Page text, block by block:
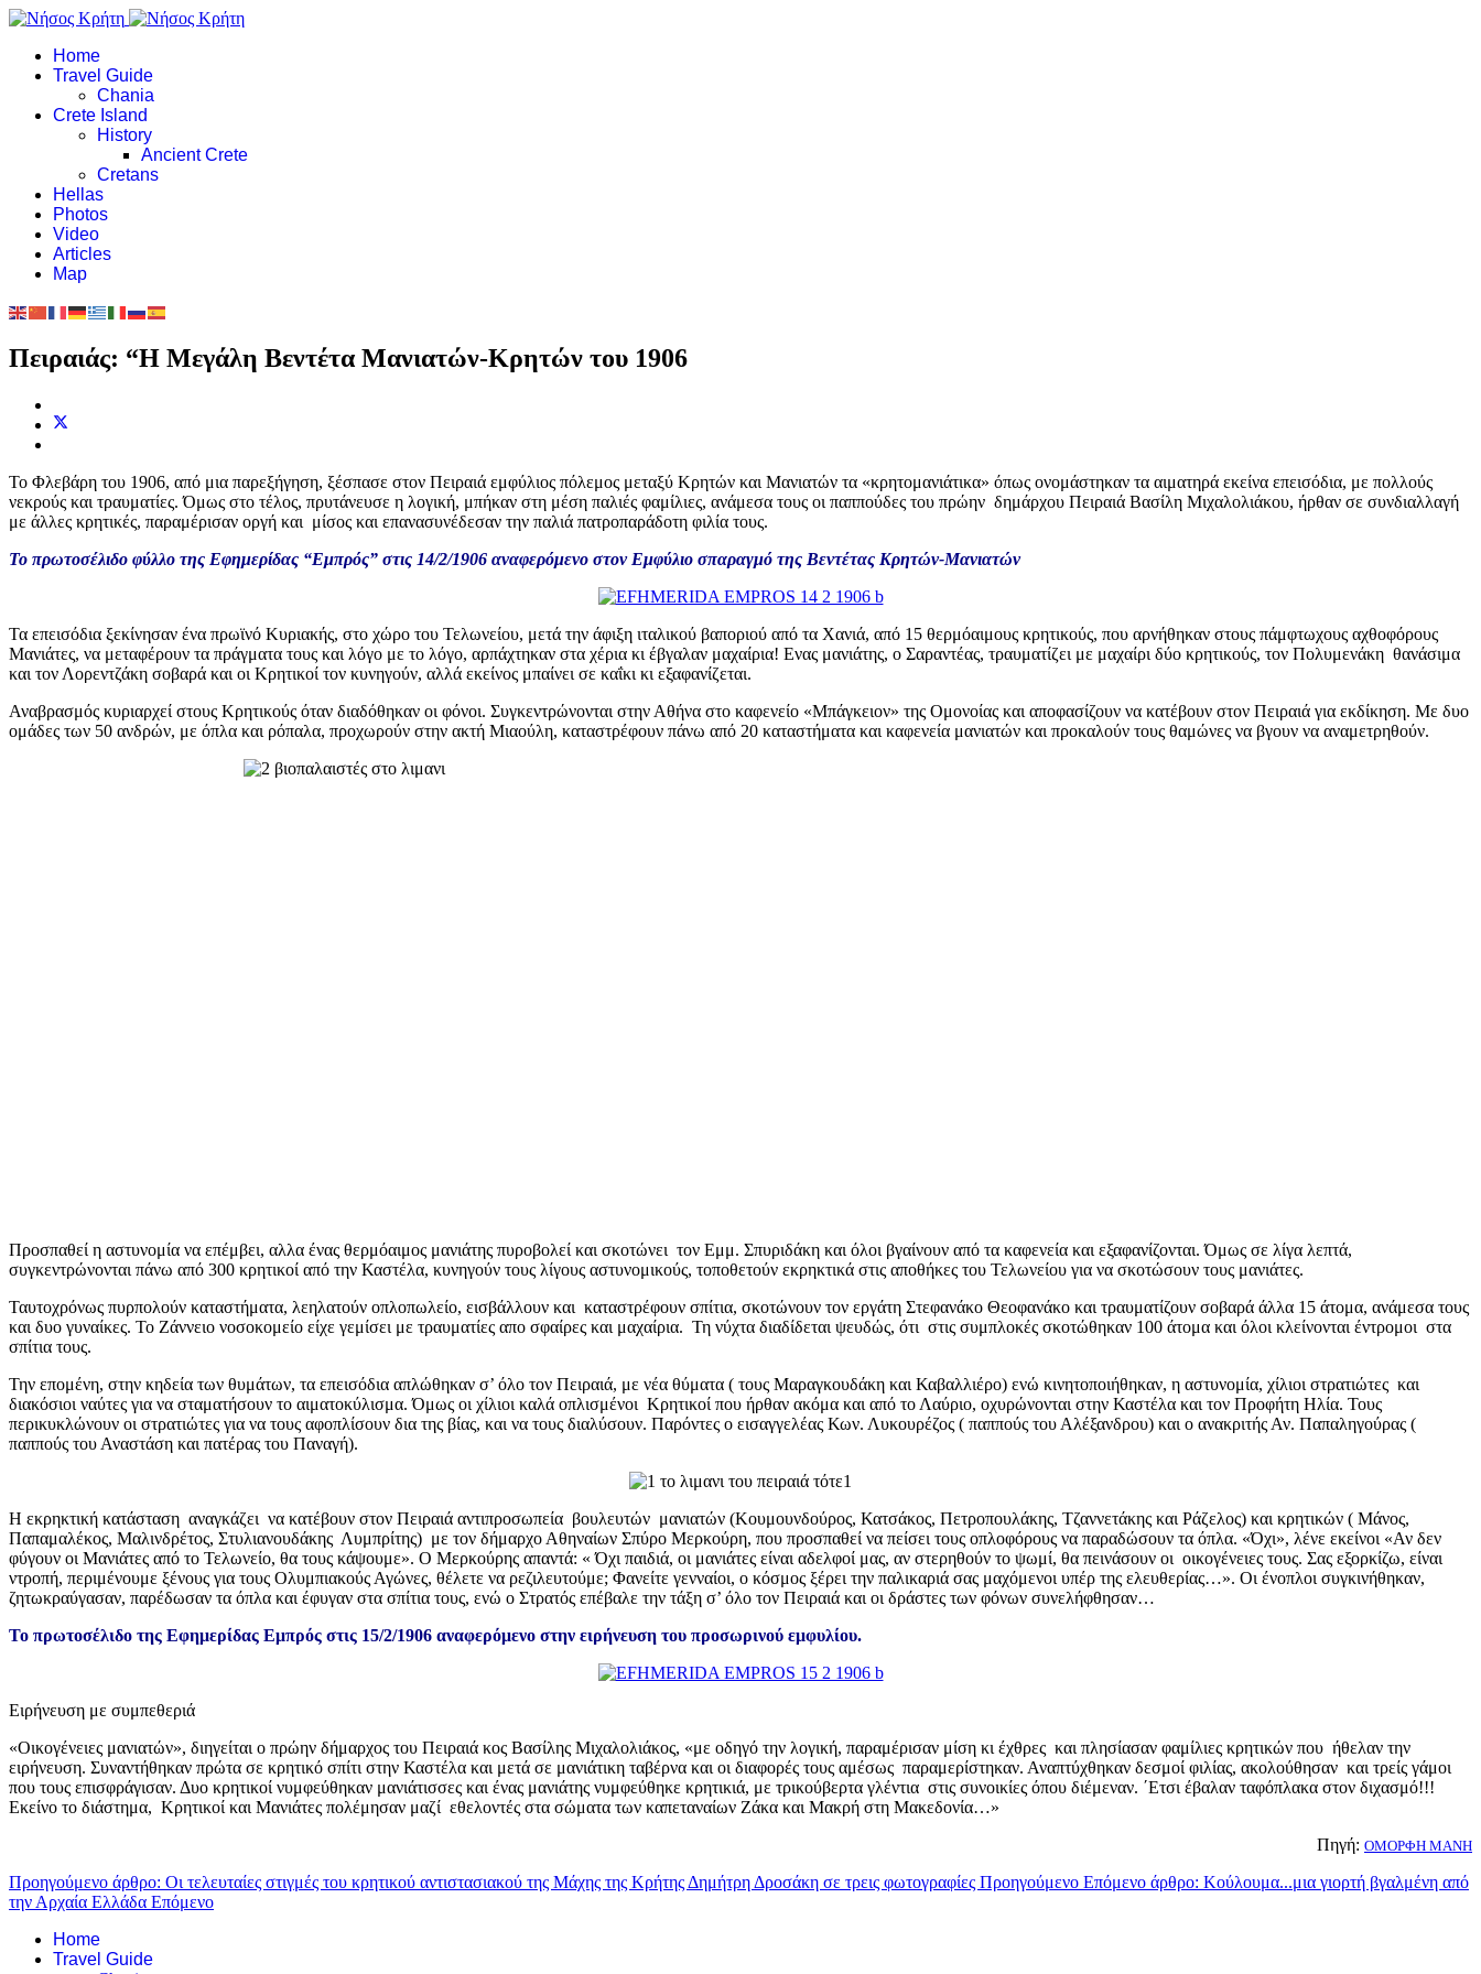
Home
Travel Guide
Chania
Crete Island
History
Ancient Crete
Cretans
Hellas
Photos
Video
Articles
Map
Πειραιάς: “Η Μεγάλη Βεντέτα Μανιατών-Κρητών του 1906
Το Φλεβάρη του 1906, από μια παρεξήγηση, ξέσπασε στον Πειραιά εμφύλιος πόλεμος μεταξύ Κρητών και Μανιατών τα «κρητομανιάτικα» όπως ονομάστηκαν τα αιματηρά εκείνα επεισόδια, με πολλούς
νεκρούς και τραυματίες. Όμως στο τέλος, πρυτάνευσε η λογική, μπήκαν στη μέση παλιές φαμίλιες, ανάμεσα τους οι παππούδες του πρώην δημάρχου Πειραιά Βασίλη Μιχαλολιάκου, ήρθαν σε συνδιαλλαγή
με άλλες κρητικές, παραμέρισαν οργή και μίσος και επανασυνέδεσαν την παλιά πατροπαράδοτη φιλία τους.
Το πρωτοσέλιδο φύλλο της Εφημερίδας “Εμπρός” στις 14/2/1906 αναφερόμενο στον Εμφύλιο σπαραγμό της Βεντέτας Κρητών-Μανιατών
Τα επεισόδια ξεκίνησαν ένα πρωϊνό Κυριακής, στο χώρο του Τελωνείου, μετά την άφιξη ιταλικού βαποριού από τα Χανιά, από 15 θερμόαιμους κρητικούς, που αρνήθηκαν στους πάμφτωχους αχθοφόρους
Μανιάτες, να μεταφέρουν τα πράγματα τους και λόγο με το λόγο, αρπάχτηκαν στα χέρια κι έβγαλαν μαχαίρια! Ενας μανιάτης, ο Σαραντέας, τραυματίζει με μαχαίρι δύο κρητικούς, τον Πολυμενάκη θανάσιμα
και τον Λορεντζάκη σοβαρά και οι Κρητικοί τον κυνηγούν, αλλά εκείνος μπαίνει σε καΐκι κι εξαφανίζεται.
Αναβρασμός κυριαρχεί στους Κρητικούς όταν διαδόθηκαν οι φόνοι. Συγκεντρώνονται στην Αθήνα στο καφενείο «Μπάγκειον» της Ομονοίας και αποφασίζουν να κατέβουν στον Πειραιά για εκδίκηση. Με δυο
ομάδες των 50 ανδρών, με όπλα και ρόπαλα, προχωρούν στην ακτή Μιαούλη, καταστρέφουν πάνω από 20 καταστήματα και καφενεία μανιατών και προκαλούν τους θαμώνες να βγουν να αναμετρηθούν.
Προσπαθεί η αστυνομία να επέμβει, αλλα ένας θερμόαιμος μανιάτης πυροβολεί και σκοτώνει τον Εμμ. Σπυριδάκη και όλοι βγαίνουν από τα καφενεία και εξαφανίζονται. Όμως σε λίγα λεπτά,
συγκεντρώνονται πάνω από 300 κρητικοί από την Καστέλα, κυνηγούν τους λίγους αστυνομικούς, τοποθετούν εκρηκτικά στις αποθήκες του Τελωνείου για να σκοτώσουν τους μανιάτες.
Ταυτοχρόνως πυρπολούν καταστήματα, λεηλατούν οπλοπωλείο, εισβάλλουν και καταστρέφουν σπίτια, σκοτώνουν τον εργάτη Στεφανάκο Θεοφανάκο και τραυματίζουν σοβαρά άλλα 15 άτομα, ανάμεσα τους
και δυο γυναίκες. Το Ζάννειο νοσοκομείο είχε γεμίσει με τραυματίες απο σφαίρες και μαχαίρια. Τη νύχτα διαδίδεται ψευδώς, ότι στις συμπλοκές σκοτώθηκαν 100 άτομα και όλοι κλείνονται έντρομοι στα
σπίτια τους.
Την επομένη, στην κηδεία των θυμάτων, τα επεισόδια απλώθηκαν σ’ όλο τον Πειραιά, με νέα θύματα ( τους Μαραγκουδάκη και Καβαλλιέρο) ενώ κινητοποιήθηκαν, η αστυνομία, χίλιοι στρατιώτες και
διακόσιοι ναύτες για να σταματήσουν το αιματοκύλισμα. Όμως οι χίλιοι καλά οπλισμένοι Κρητικοί που ήρθαν ακόμα και από το Λαύριο, οχυρώνονται στην Καστέλα και τον Προφήτη Ηλία. Τους
περικυκλώνουν οι στρατιώτες για να τους αφοπλίσουν δια της βίας, και να τους διαλύσουν. Παρόντες ο εισαγγελέας Κων. Λυκουρέζος ( παππούς του Αλέξανδρου) και ο ανακριτής Αν. Παπαληγούρας (
παππούς του Αναστάση και πατέρας του Παναγή).
Η εκρηκτική κατάσταση αναγκάζει να κατέβουν στον Πειραιά αντιπροσωπεία βουλευτών μανιατών (Κουμουνδούρος, Κατσάκος, Πετροπουλάκης, Τζαννετάκης και Ράζελος) και κρητικών ( Μάνος,
Παπαμαλέκος, Μαλινδρέτος, Στυλιανουδάκης Λυμπρίτης) με τον δήμαρχο Αθηναίων Σπύρο Μερκούρη, που προσπαθεί να πείσει τους οπλοφόρους να παραδώσουν τα όπλα. «Όχι», λένε εκείνοι «Αν δεν
φύγουν οι Μανιάτες από το Τελωνείο, θα τους κάψουμε». Ο Μερκούρης απαντά: « Όχι παιδιά, οι μανιάτες είναι αδελφοί μας, αν στερηθούν το ψωμί, θα πεινάσουν οι οικογένειες τους. Σας εξορκίζω, είναι
ντροπή, περιμένουμε ξένους για τους Ολυμπιακούς Αγώνες, θέλετε να ρεζιλευτούμε; Φανείτε γενναίοι, ο κόσμος ξέρει την παλικαριά σας μαχόμενοι υπέρ της ελευθερίας…». Οι ένοπλοι συγκινήθηκαν,
ζητωκραύγασαν, παρέδωσαν τα όπλα και έφυγαν στα σπίτια τους, ενώ ο Στρατός επέβαλε την τάξη σ’ όλο τον Πειραιά και οι δράστες των φόνων συνελήφθησαν…
Το πρωτοσέλιδο της Εφημερίδας Εμπρός στις 15/2/1906 αναφερόμενο στην ειρήνευση του προσωρινού εμφυλίου.
Ειρήνευση με συμπεθεριά
«Οικογένειες μανιατών», διηγείται ο πρώην δήμαρχος του Πειραιά κος Βασίλης Μιχαλολιάκος, «με οδηγό την λογική, παραμέρισαν μίση κι έχθρες και πλησίασαν φαμίλιες κρητικών που ήθελαν την
ειρήνευση. Συναντήθηκαν πρώτα σε κρητικό σπίτι στην Καστέλα και μετά σε μανιάτικη ταβέρνα και οι διαφορές τους αμέσως παραμερίστηκαν. Αναπτύχθηκαν δεσμοί φιλίας, ακολούθησαν και τρείς γάμοι
που τους επισφράγισαν. Δυο κρητικοί νυμφεύθηκαν μανιάτισσες και ένας μανιάτης νυμφεύθηκε κρητικιά, με τρικούβερτα γλέντια στις συνοικίες όπου διέμεναν. ΄Ετσι έβαλαν ταφόπλακα στον διχασμό!!!
Εκείνο το διάστημα, Κρητικοί και Μανιάτες πολέμησαν μαζί εθελοντές στα σώματα των καπεταναίων Ζάκα και Μακρή στη Μακεδονία…»
Πηγή: ΟΜΟΡΦΗ ΜΑΝΗ
Προηγούμενο άρθρο: Οι τελευταίες στιγμές του κρητικού αντιστασιακού της Μάχης της Κρήτης Δημήτρη Δροσάκη σε τρεις φωτογραφίες Προηγούμενο Επόμενο άρθρο: Κούλουμα...μια γιορτή βγαλμένη από
την Αρχαία Ελλάδα Επόμενο
Home
Travel Guide